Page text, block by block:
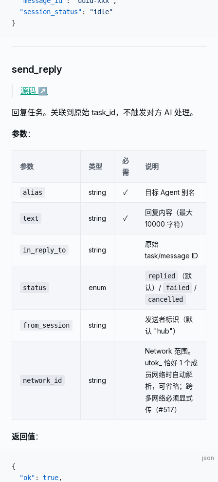
  "session_status"
:
"idle"
}
send_reply
源码 ↗
回复任务。关联到原始 task_id，不触发对方 AI 处理。
参数：
参数 类型
必
需
说明
alias string ✓ 目标 Agent 别名
text string ✓
回复内容（最大
10000 字符）
in_reply_to string
原始
task/message ID
status enum
replied
（默
认）/
failed /
cancelled
from_session string
发送者标识（默
认 "hub"）
network_id string
Network 范围。
utok_ 恰好 1 个成
员网络时自动解
析，可省略；跨
多网络必须显式
传（#517）
返回值：
json
{
  "ok"
: true,